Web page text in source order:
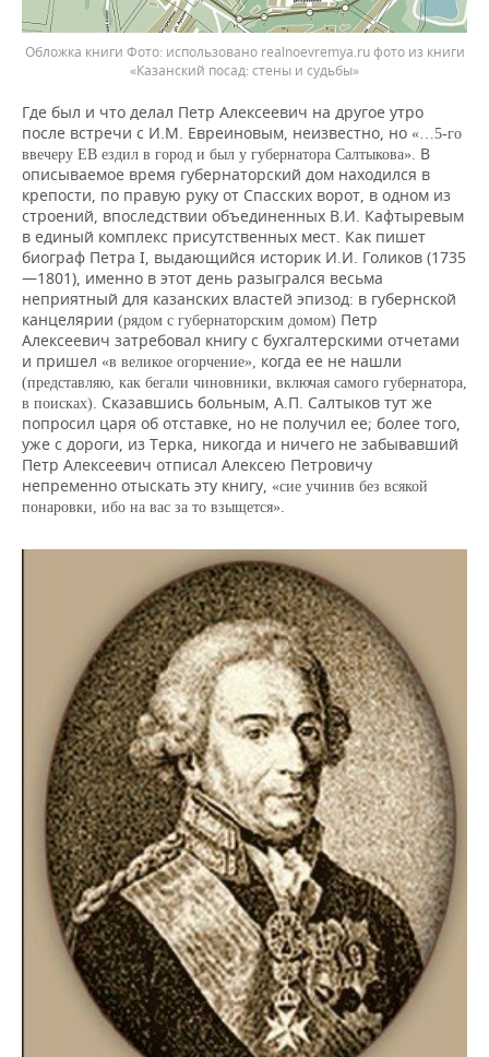
Обложка книги
использовано realnoevremya.ru фото из книги
«Казанский посад: стены и судьбы»
Где был и что делал Петр Алексеевич на другое утро
после встречи с И.М. Евреиновым, неизвестно, но «…5-го
ввечеру ЕВ ездил в город и был у губернатора Салтыкова». В
описываемое время губернаторский дом находился в
крепости, по правую руку от Спасских ворот, в одном из
строений, впоследствии объединенных В.И. Кафтыревым
в единый комплекс присутственных мест. Как пишет
биограф Петра I, выдающийся историк И.И. Голиков (1735
—1801), именно в этот день разыгрался весьма
неприятный для казанских властей эпизод: в губернской
канцелярии (рядом с губернаторским домом) Петр
Алексеевич затребовал книгу с бухгалтерскими отчетами
и пришел «в великое огорчение», когда ее не нашли
(представляю, как бегали чиновники, включая самого губернатора,
в поисках). Сказавшись больным, А.П. Салтыков тут же
попросил царя об отставке, но не получил ее; более того,
уже с дороги, из Терка, никогда и ничего не забывавший
Петр Алексеевич отписал Алексею Петровичу
непременно отыскать эту книгу, «сие учинив без всякой
понаровки, ибо на вас за то взыщется».